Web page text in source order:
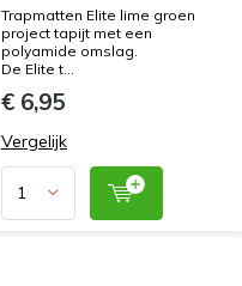
Trapmatten Elite lime groen
project tapijt met een
polyamide omslag.
De Elite t...
€ 6,95
Vergelijk